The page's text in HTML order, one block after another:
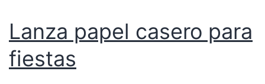
Lanza papel casero para
fiestas